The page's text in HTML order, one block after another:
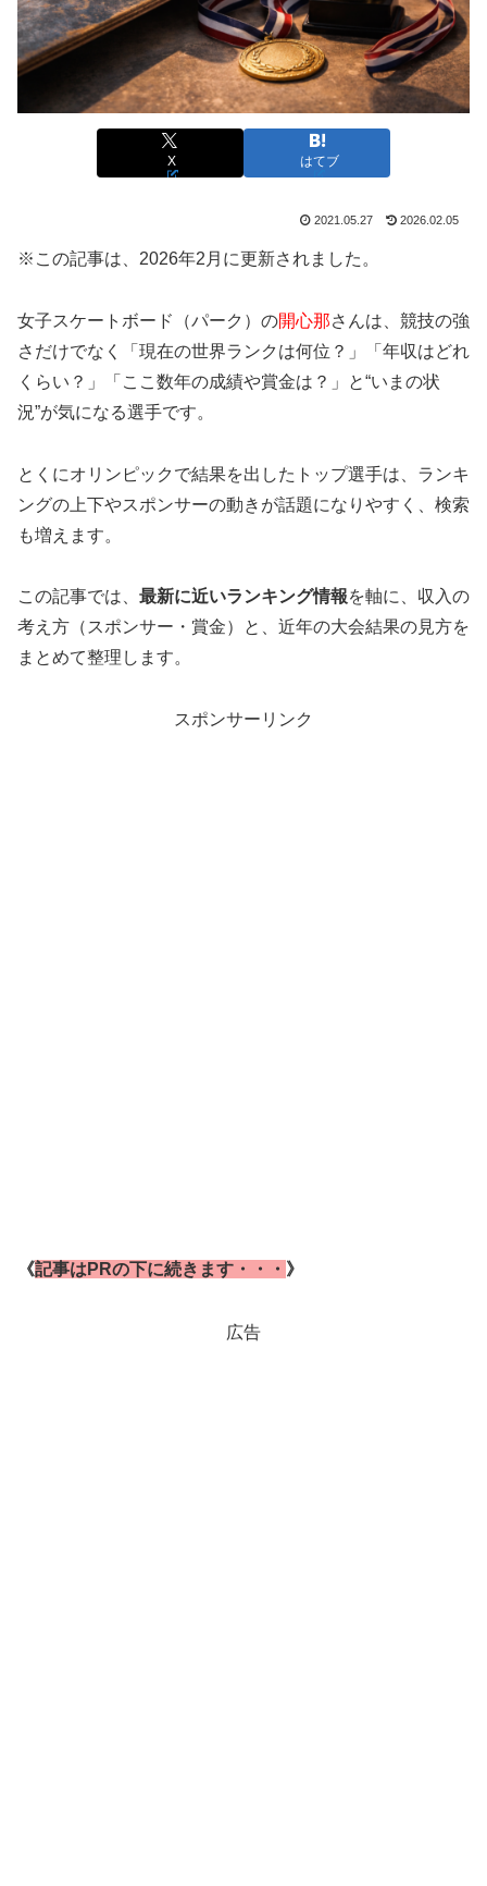
X はてブ
2021.05.27 2026.02.05
※この記事は、2026年2月に更新されました。
女子スケートボード（パーク）の開心那さんは、競技の強
さだけでなく「現在の世界ランクは何位？」「年収はどれ
くらい？」「ここ数年の成績や賞金は？」と“いまの状
況”が気になる選手です。
とくにオリンピックで結果を出したトップ選手は、ランキ
ングの上下やスポンサーの動きが話題になりやすく、検索
も増えます。
この記事では、 最新に近いランキング情報を軸に、収入の
考え方（スポンサー・賞金）と、近年の大会結果の見方を
まとめて整理します。
スポンサーリンク
《記事はPRの下に続きます・・・ 》
広告